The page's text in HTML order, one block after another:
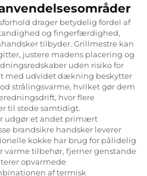
drager betydelig fordel af
og fingerfærdighed,
tilbyder. Grillmestre kan
justere madens placering og
uden risiko for
med udvidet dækning beskytter
strålingsvarme, hvilket gør dem
hvor flere
til stede samtidigt.
udgør et andet primært
brandsikre handsker leverer
kokke har brug for pålidelig
varme tilbehør, fjerner genstande
opvarmede
af termisk